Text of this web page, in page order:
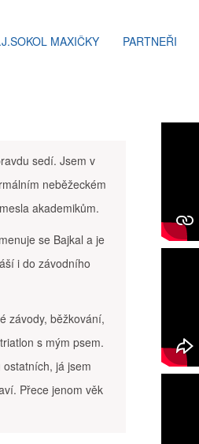
MAXIČKY PARTNEŘI
sedí. Jsem v
neběžeckém
akademikům.
se Bajkal a je
i do závodního
závody, běžkování,
s mým psem.
já jsem
Přece jenom věk